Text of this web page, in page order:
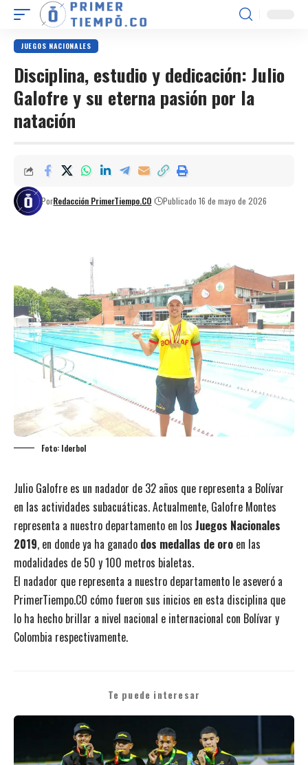
JUEGOS NACIONALES
Disciplina, estudio y dedicación: Julio
Galofre y su eterna pasión por la
natación
PorRedacción PrimerTiempo.CO Publicado 16 de mayo de 2026
Foto: Iderbol
Julio Galofre es un nadador de 32 años que representa a Bolívar
en las actividades subacuáticas. Actualmente, Galofre Montes
representa a nuestro departamento en los Juegos Nacionales
2019, en donde ya ha ganado dos medallas de oro en las
modalidades de 50 y 100 metros bialetas.
El nadador que representa a nuestro departamento le aseveró a
PrimerTiempo.CO cómo fueron sus inicios en esta disciplina que
lo ha hecho brillar a nivel nacional e internacional con Bolívar y
Colombia respectivamente.
Te puede interesar